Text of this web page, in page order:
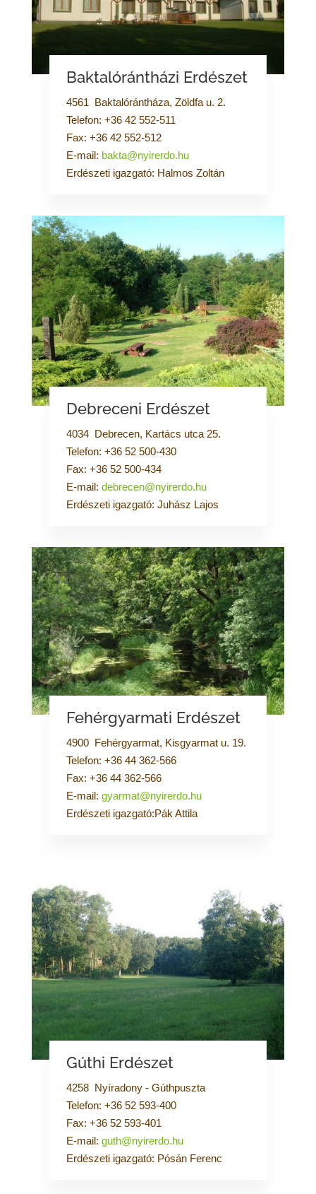
Baktalórántházi Erdészet
4561 Baktalórántháza, Zöldfa u. 2.
Telefon: +36 42 552-511
Fax: +36 42 552-512
E-mail: bakta@nyirerdo.hu
Erdészeti igazgató: Halmos Zoltán
Debreceni Erdészet
4034 Debrecen, Kartács utca 25.
Telefon: +36 52 500-430
Fax: +36 52 500-434
E-mail: debrecen@nyirerdo.hu
Erdészeti igazgató: Juhász Lajos
Fehérgyarmati Erdészet
4900 Fehérgyarmat, Kisgyarmat u. 19.
Telefon: +36 44 362-566
Fax: +36 44 362-566
E-mail: gyarmat@nyirerdo.hu
Erdészeti igazgató:Pák Attila
Gúthi Erdészet
4258 Nyíradony - Gúthpuszta
Telefon: +36 52 593-400
Fax: +36 52 593-401
E-mail: guth@nyirerdo.hu
Erdészeti igazgató: Pósán Ferenc